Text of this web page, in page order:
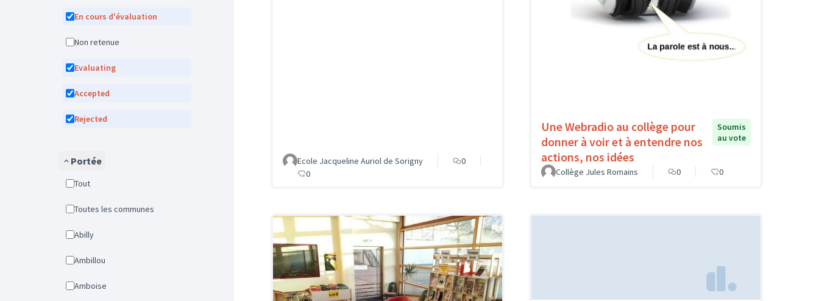
En cours d'évaluation
Non retenue
Evaluating
Accepted
Rejected
Portée
Tout
Toutes les communes
Abilly
Ambillou
Amboise
Ecole Jacqueline Auriol de Sorigny
0
0
Une Webradio au collège pour
donner à voir et à entendre nos
actions, nos idées
Soumis
au vote
Collège Jules Romains 0 0